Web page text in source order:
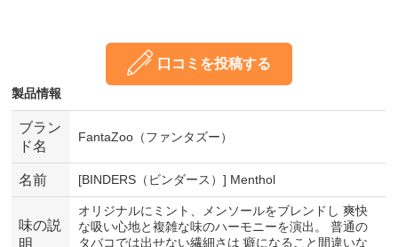
口コミを投稿する
製品情報
ブラン
ド名
FantaZoo（ファンタズー）
名前 [BINDERS（ビンダース）] Menthol
味の説
明
オリジナルにミント、メンソールをブレンドし 爽快
な吸い心地と複雑な味のハーモニーを演出。 普通の
タバコでは出せない繊細さは 癖になること間違いな